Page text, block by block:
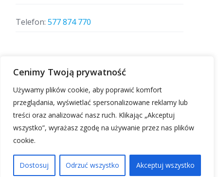
Cenimy Twoją prywatność
Używamy plików cookie, aby poprawić komfort
przeglądania, wyświetlać spersonalizowane reklamy lub
treści oraz analizować nasz ruch. Klikając „Akceptuj
wszystko”, wyrażasz zgodę na używanie przez nas plików
cookie.
Dostosuj Odrzuć wszystko Akceptuj wszystko
Telefon: 577 874 770
Automatyspawalnicze.pl | Wszelkie prawa
zastrzeżone.